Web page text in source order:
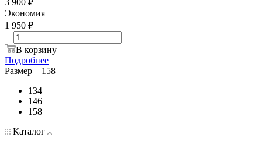
Экономия
1 950 ₽
В корзину
Подробнее
Размер—158
134
146
158
Каталог